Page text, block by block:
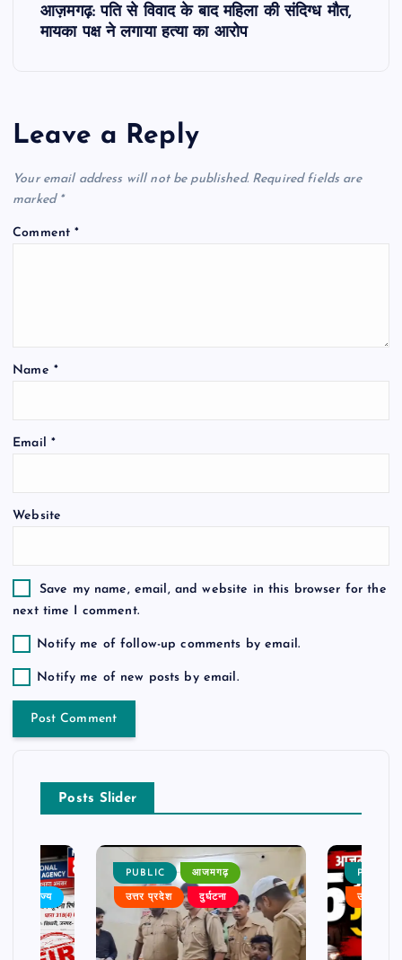
v
i
g
i
n
आज़मगढ़: पति से विवाद के बाद महिला की संदिग्ध मौत,
मायका पक्ष ने लगाया हत्या का आरोप
Leave a Reply
Your email address will not be published. Required fields are
marked *
Comment*
Name *
Email *
Website
Save my name, email, and website in this browser for the
next time I comment.
Notify me of follow-up comments by email.
Notify me of new posts by email.
Posts Slider
राज्य
PUBLIC आजमगढ़
उत्तर प्रदेश दुर्घटना
PUBLIC
उत्तर